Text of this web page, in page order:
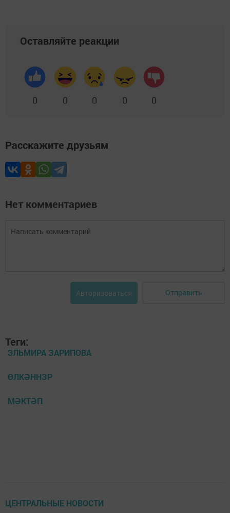
Оставляйте реакции
0 0 0 0 0
Расскажите друзьям
Нет комментариев
Авторизоваться Отправить
Теги:
ЭЛЬМИРА ЗАРИПОВА
ӨЛКӘННЗР
МӘКТӘП
ЦЕНТРАЛЬНЫЕ НОВОСТИ